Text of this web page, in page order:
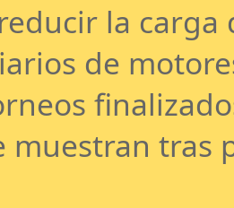
la
de
muestran tras